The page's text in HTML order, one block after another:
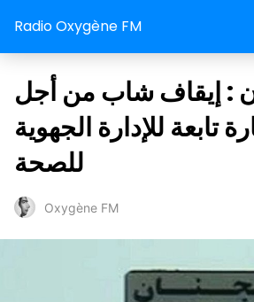
Radio Oxygène FM
: إيقاف شاب من أجل
تابعة للإدارة الجهوية
للصحة
Oxygène FM